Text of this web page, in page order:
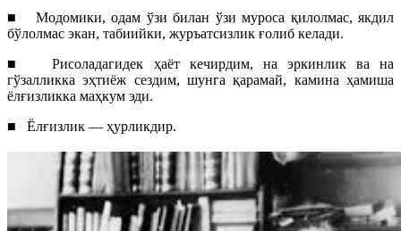
■ Модомики, одам ўзи билан ўзи муроса қилолмас, якдил
бўлолмас экан, табиийки, журъатсизлик ғолиб келади.
■Рисоладагидек ҳаёт кечирдим, на эркинлик ва на
гўзалликка эҳтиёж сездим, шунга қарамай, камина ҳамиша
ёлғизликка маҳкум эди.
■ Ёлғизлик — ҳурликдир.